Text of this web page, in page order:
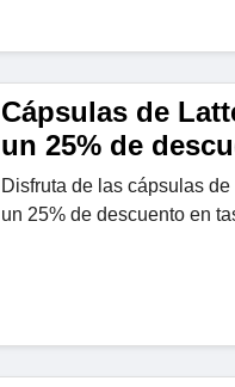
Cápsulas de
un 25% de
Disfruta de las cápsulas
un 25% de descuento en